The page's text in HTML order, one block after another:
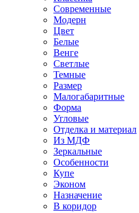
Современные
Модерн
Цвет
Белые
Венге
Светлые
Темные
Размер
Малогабаритные
Форма
Угловые
Отделка и материал
Из МДФ
Зеркальные
Особенности
Купе
Эконом
Назначение
В коридор